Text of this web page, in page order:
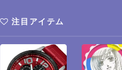
注目アイテム